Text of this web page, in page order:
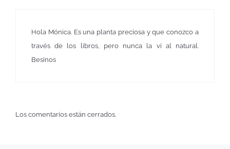
Hola Mónica. Es una planta preciosa y que conozco a
través de los libros, pero nunca la vi al natural.
Besinos
Los comentarios están cerrados.